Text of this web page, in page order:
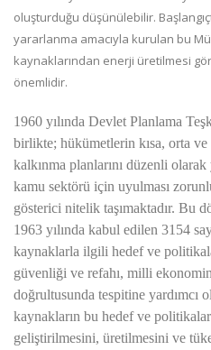
oluşturduğu düşünülebilir.
yararlanma amacıyla kurulan bu
kaynaklarından enerji üretilmesi
önemlidir.
1960 yılında Devlet Planlama
birlikte; hükümetlerin kısa, orta
kalkınma planlarını düzenli olarak
kamu sektörü için uyulması zorunl
gösterici nitelik taşımaktadır. Bu
1963 yılında kabul edilen 3154
kaynaklarla ilgili hedef ve
güvenliği ve refahı, milli
doğrultusunda tespitine yardımcı
kaynakların bu hedef ve
geliştirilmesini, üretilmesini ve